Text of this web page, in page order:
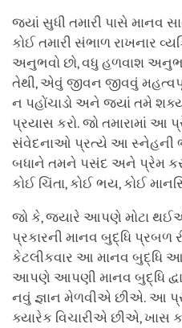
જ્યાં સુધી તમારી પાસે માનવ
કોઈ તમારી સંભાળ રાખનાર
અનુભવો છો, વધુ હળવાશ
તેથી, એવું જીવન જીવવું
ન પહોંચાડો અને જ્યાં તમે
પ્રયાસ કરો. જો તમારામાં આ
સંવેદનાઓ પ્રત્યે આ સ્નેહની
બધાને તમને પસંદ અને પ્રેમ
કોઈ ચિંતા, કોઈ ભય, કોઈ
જો કે, જ્યારે આપણે મોટા
પ્રકારની માનવ બુદ્ધિ
કેટલીકવાર આ માનવ
આપણે આપણી માનવ બુદ્ધિ
નવું જ્ઞાન મેળવીએ છીએ. આ
ક્યારેક વિચારીએ છીએ, ખાસ